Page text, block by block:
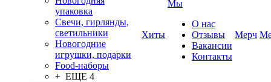
упаковка
Свечи, гирлянды,
светильники
Новогодние
игрушки, подарки
Food-наборы
+ ЕЩЕ 4
Хиты
Мы
О нас
Отзывы
Вакансии
Контакты
Мерч